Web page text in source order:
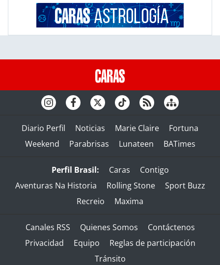
Diario Perfil Noticias Marie Claire
Fortuna
Weekend
Parabrisas Lunateen BATimes
Perfil Brasil: Caras
Contigo
Aventuras Na Historia
Rolling Stone
Sport Buzz
Recreio
Maxima
Canales RSS Quienes Somos
Contáctenos
Privacidad
Equipo
Reglas de participación
Tránsito